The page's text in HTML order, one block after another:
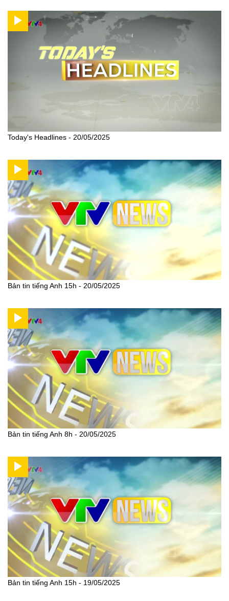
Today's Headlines - 20/05/2025
Bản tin tiếng Anh 15h - 20/05/2025
Bản tin tiếng Anh 8h - 20/05/2025
Bản tin tiếng Anh 15h - 19/05/2025